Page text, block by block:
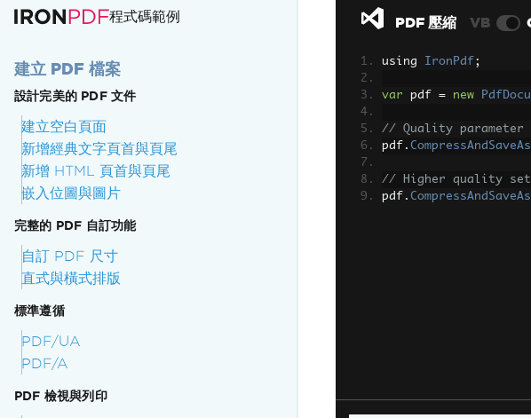
程式碼範例
建立 PDF 檔案
設計完美的 PDF 文件
建立空白頁面
新增經典文字頁首與頁尾
新增 HTML 頁首與頁尾
嵌入位圖與圖片
完整的 PDF 自訂功能
自訂 PDF 尺寸
直式與橫式排版
標準遵循
PDF/UA
PDF/A
PDF 檢視與列印
PDF 壓縮 VB
using IronPdf ;
var pdf = new
// Quality parameter
pdf . CompressAndSaveAs
// Higher quality
pdf . CompressAndSaveAs